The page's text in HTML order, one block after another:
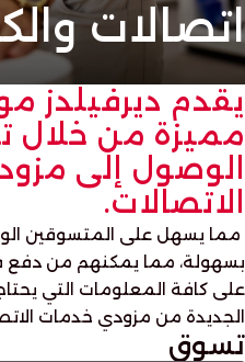
اتصالات
يقدم ديرفيلدز
مميزة من خلال
الوصول إلى
الاتصالات.
مما يسهل على المتسوقين
بسهولة، مما يمكنهم من دفع
على كافة المعلومات التي
الجديدة من مزودي خدمات
تسوق